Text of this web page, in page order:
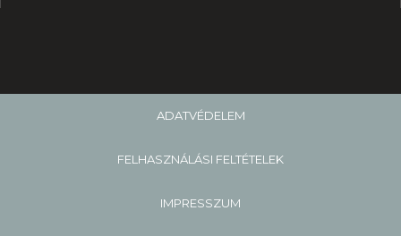
ADATVÉDELEM
FELHASZNÁLÁSI FELTÉTELEK
IMPRESSZUM